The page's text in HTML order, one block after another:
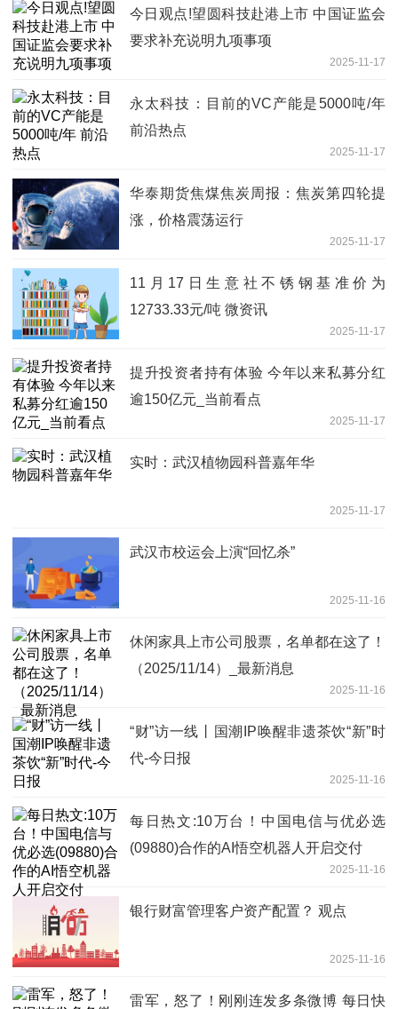
今日观点!望圆科技赴港上市 中国证监会
要求补充说明九项事项
2025-11-17
永太科技：目前的VC产能是5000吨/年
前沿热点
2025-11-17
华泰期货焦煤焦炭周报：焦炭第四轮提
涨，价格震荡运行
2025-11-17
11月17日生意社不锈钢基准价为
12733.33元/吨 微资讯
2025-11-17
提升投资者持有体验 今年以来私募分红
逾150亿元_当前看点
2025-11-17
实时：武汉植物园科普嘉年华
2025-11-17
武汉市校运会上演“回忆杀”
2025-11-16
休闲家具上市公司股票，名单都在这了！
（2025/11/14）_最新消息
2025-11-16
“财”访一线丨国潮IP唤醒非遗茶饮“新”时
代-今日报
2025-11-16
每日热文:10万台！中国电信与优必选
(09880)合作的AI悟空机器人开启交付
2025-11-16
银行财富管理客户资产配置？ 观点
2025-11-16
雷军，怒了！刚刚连发多条微博 每日快